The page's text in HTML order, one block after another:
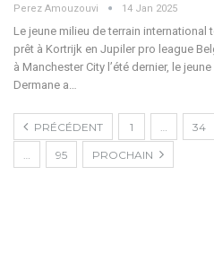
Perez Amouzouvi 14 Jan 2025
Le jeune milieu de terrain international
prêt à Kortrijk en Jupiler pro league
à Manchester City l’été dernier, le
Dermane a
PRÉCÉDENT 1 34
95 PROCHAIN